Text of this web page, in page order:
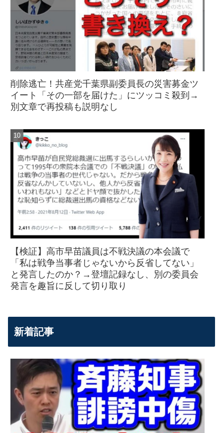
削除逃亡！共産党千葉県副委員長の災害募金ツ
イート「その一部を届けた」にツッコミ殺到→
別文章で再投稿も説明なし
【検証】高市早苗議員は不戦決議の本会議で
「私は戦争当事者じゃないから反省してない」
と発言したのか？→登壇記録なし、別の委員会
発言を趣旨に反して切り取り
新着記事